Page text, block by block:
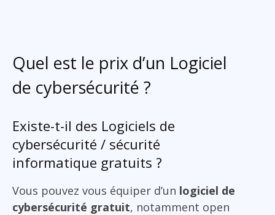
Quel est le prix d’un Logiciel
de cybersécurité ?
Existe-t-il des Logiciels de
cybersécurité / sécurité
informatique gratuits ?
Vous pouvez vous équiper d’un logiciel de
cybersécurité gratuit, notamment open